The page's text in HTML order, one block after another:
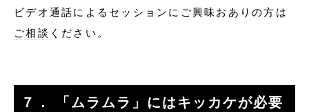
ビデオ通話によるセッションにご興味おありの方は
ご相談 ください。
７． 「ムラムラ」にはキッカケが必要